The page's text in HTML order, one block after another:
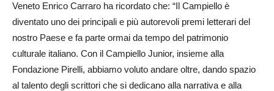
Veneto Enrico Carraro ha ricordato che: “Il Campiello è
diventato uno dei principali e più autorevoli premi letterari del
nostro Paese e fa parte ormai da tempo del patrimonio
culturale italiano. Con il Campiello Junior, insieme alla
Fondazione Pirelli, abbiamo voluto andare oltre, dando spazio
al talento degli scrittori che si dedicano alla narrativa e alla